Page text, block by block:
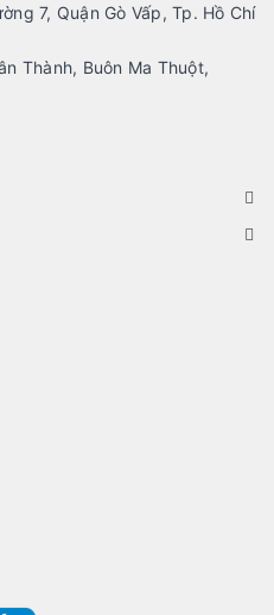
7, Quận Gò Vấp, Tp. Hồ Chí
Thành, Buôn Ma Thuột,